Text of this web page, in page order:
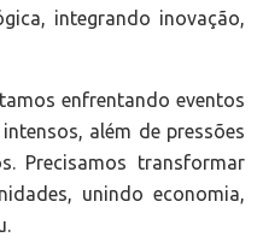
integrando inovação,
enfrentando eventos
além de pressões
Precisamos transformar
unindo economia,